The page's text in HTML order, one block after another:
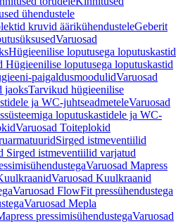
ühendustele
kruvid äärikühendusteleGeberit
Varuosad
Hügieenilise loputusega loputuskastid
Hügieenilise loputusega loputuskastid
paigaldusmoodulidVaruosad
jaoksTarvikud hügieenilise
ja WC-juhtseadmeteleVaruosad
loputuskastidele ja WC-
Varuosad Toiteplokid
Sirged istmeventiilid
Sirged istmeventiilid varjatud
Varuosad Mapress
Varuosad Kuulkraanid
Varuosad FlowFit pressühendustega
Varuosad Mepla
pressimisühendustegaVaruosad